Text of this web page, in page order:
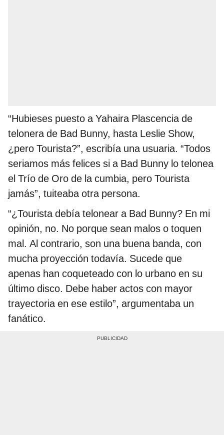
“Hubieses puesto a Yahaira Plascencia de
telonera de Bad Bunny, hasta Leslie Show,
¿pero Tourista?”, escribía una usuaria. “Todos
seriamos más felices si a Bad Bunny lo telonea
el Trío de Oro de la cumbia, pero Tourista
jamás”, tuiteaba otra persona.
“¿Tourista debía telonear a Bad Bunny? En mi
opinión, no. No porque sean malos o toquen
mal. Al contrario, son una buena banda, con
mucha proyección todavía. Sucede que
apenas han coqueteado con lo urbano en su
último disco. Debe haber actos con mayor
trayectoria en ese estilo”, argumentaba un
fanático.